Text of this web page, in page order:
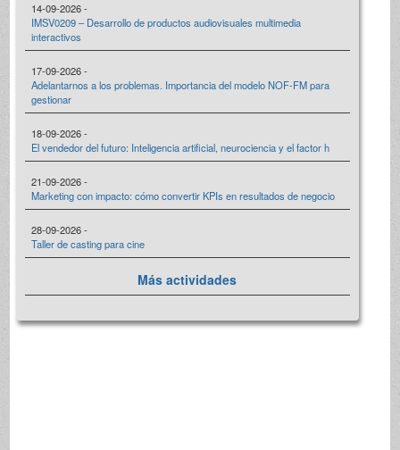
14-09-2026 -
IMSV0209 – Desarrollo de productos audiovisuales multimedia
interactivos
17-09-2026 -
Adelantarnos a los problemas. Importancia del modelo NOF-FM para
gestionar
18-09-2026 -
El vendedor del futuro: Inteligencia artificial, neurociencia y el factor h
21-09-2026 -
Marketing con impacto: cómo convertir KPIs en resultados de negocio
28-09-2026 -
Taller de casting para cine
Más actividades